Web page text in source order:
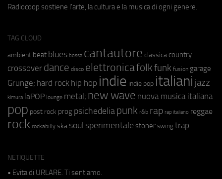
Radiocoop sostiene l'arte, la cultura e la musica di ogni genere.
TAG CLOUD
ambient beat blues bossa cantautore classica country
crossover dance disco elettronicafolkfunk fusion garage
Grunge; hard rock hip hop indie indie pop italiani jazz
kimura laPOP lounge metal; new wave nuova musica italiana
pop post rock prog psichedeliapunk r&b rap rap italiano reggae
rock rockabilly ska soul sperimentale stoner swing trap
NETIQUETTE
• Evita di URLARE. Ti sentiamo.